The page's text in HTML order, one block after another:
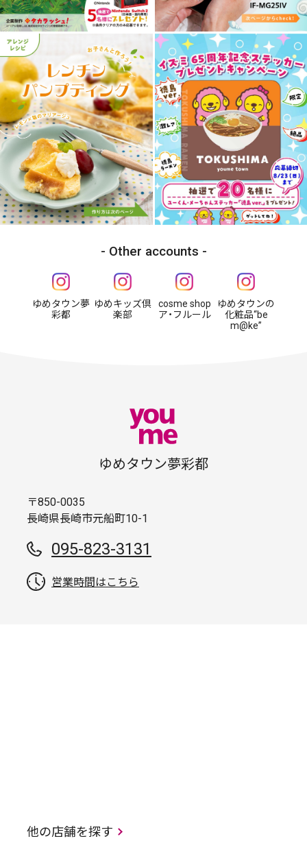
Other accounts
ゆめタウン夢
彩都
ゆめキッズ倶
楽部
cosme shop
ア・フルール
ゆめタウンの
化粧品“be
m@ke”
ゆめタウン夢彩都
〒850-0035
長崎県長崎市元船町10-1
095-823-3131
営業時間はこちら
他の店舗を探す